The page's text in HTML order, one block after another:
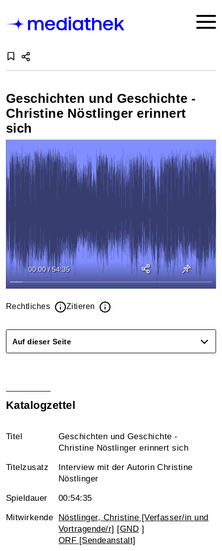
Geschichten und Geschichte -
Christine Nöstlinger erinnert
sich
00:00 / 54:35
Rechtliches Zitieren
Auf dieser Seite
Katalogzettel
Titel
Geschichten und Geschichte -
Christine Nöstlinger erinnert sich
Titelzusatz
Interview mit der Autorin Christine
Nöstlinger
Spieldauer 00:54:35
Mitwirkende
Nöstlinger, Christine [Verfasser/in und
Vortragende/r] [GND ]
ORF [Sendeanstalt]